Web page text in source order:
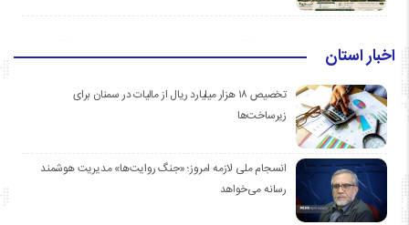
اخبار استان
تخصیص ۱۸ هزار میلیارد ریال از مالیات در سمنان برای
زیرساخت‌ها
انسجام ملی لازمه امروز؛ «جنگ روایت‌ها» مدیریت هوشمند
رسانه می‌خواهد